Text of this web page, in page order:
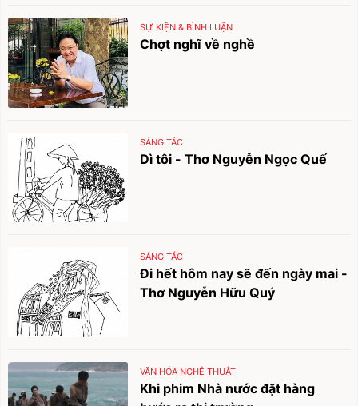
SỰ KIỆN & BÌNH LUẬN
Chợt nghĩ về nghề
SÁNG TÁC
Dì tôi - Thơ Nguyễn Ngọc Quế
SÁNG TÁC
Đi hết hôm nay sẽ đến ngày mai -
Thơ Nguyễn Hữu Quý
VĂN HÓA NGHỆ THUẬT
Khi phim Nhà nước đặt hàng